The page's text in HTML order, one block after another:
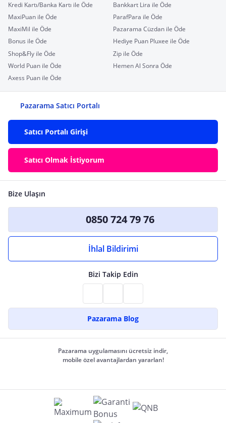
Kredi Kartı/Banka Kartı ile Öde
Bankkart Lira ile Öde
MaxiPuan ile Öde
ParafPara ile Öde
MaxiMil ile Öde
Pazarama Cüzdan ile Öde
Bonus ile Öde
Hediye Puan Pluxee ile Öde
Shop&Fly ile Öde
Zip ile Öde
World Puan ile Öde
Hemen Al Sonra Öde
Axess Puan ile Öde
Pazarama Satıcı Portalı
Satıcı Portalı Girişi
Satıcı Olmak İstiyorum
Bize Ulaşın
0850 724 79 76
İhlal Bildirimi
Bizi Takip Edin
Pazarama Blog
Pazarama uygulamasını ücretsiz indir,
mobile özel avantajlardan yararlan!